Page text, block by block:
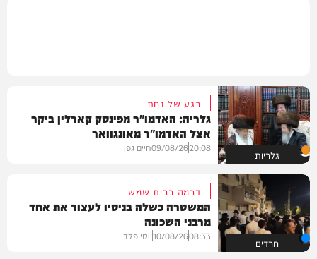
גלריות
רגע של נחת
גלריה: האדמו"ר מפינסק קארלין ביקר
אצל האדמו"ר מאונגוואר
20:08
09/08/26חיים גפן
חרדים
דרמה בבית שמש
המשטרה כשלה בניסיו לעצור את אחד
מרבני השכונה
08:33
10/08/26יוסי פלד